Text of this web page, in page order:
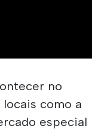
no
como a
especial